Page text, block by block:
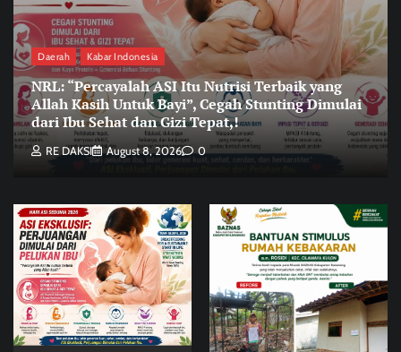
Daerah Kabar Indonesia
NRL: “Percayalah ASI Itu Nutrisi Terbaik yang
Allah Kasih Untuk Bayi”, Cegah Stunting Dimulai
dari Ibu Sehat dan Gizi Tepat,!
RE DAKSI August 8, 2026 0